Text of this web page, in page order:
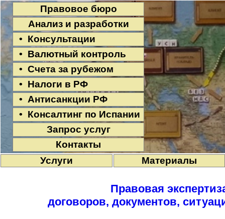
Правовое бюро
Анализ и разработки
• Консультации
• Валютный контроль
• Счета за рубежом
• Налоги в РФ
• Антисанкции РФ
• Консалтинг по Испании
Запрос услуг
Контакты
Услуги
Материалы
Правовая
договоров, документов,